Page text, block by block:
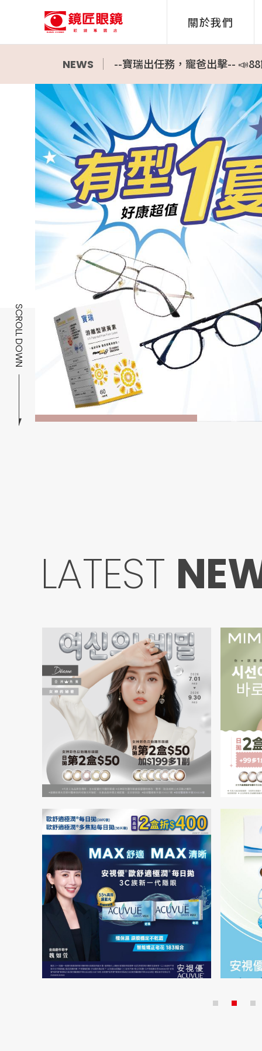
關於我們
NEWS
【酷柏】美怡天散光日拋2盒折
👓 好康超值 有型一夏 ✨ 超值
--寶瑞出任務，寵爸出擊--
【海昌】心機彩日4盒999元再
【嬌生】歐舒適日拋2盒1,850
【嬌生】超涵水日拋7盒送1盒
防曬好物大集合 太陽眼鏡,太陽
鏡匠眼鏡 會員推薦機制 現正實
📣新品上市📣【愛視爾 3D舒
🎯UNDER WOOD｜台灣本土
26年式新品上市,全面特惠開賣
👓好康超值 有型一夏 ✨ 超值
Oakley全新款式全面上架
明星最愛 ▶ RayBan 2026太陽
鏡匠眼鏡上架2026最新
鏡匠徵才
2026全新智能AR 眼鏡 ▶
✨SUPER系列太陽鏡強勢登場
線上訂/門市取/送到家
會員點數折抵方式變更公告
日本【TOPARDS】托帕姿彩
日本【LIL MOON】莉莉目彩
【嬌生】歐舒適極潤日拋(球面
歐舒適日拋2盒1,850元 , 5盒送
【海昌】純粹氧水潤矽水膠彩
【酷柏】珂朗清日拋2盒折250
SCROLL DOWN
LATEST